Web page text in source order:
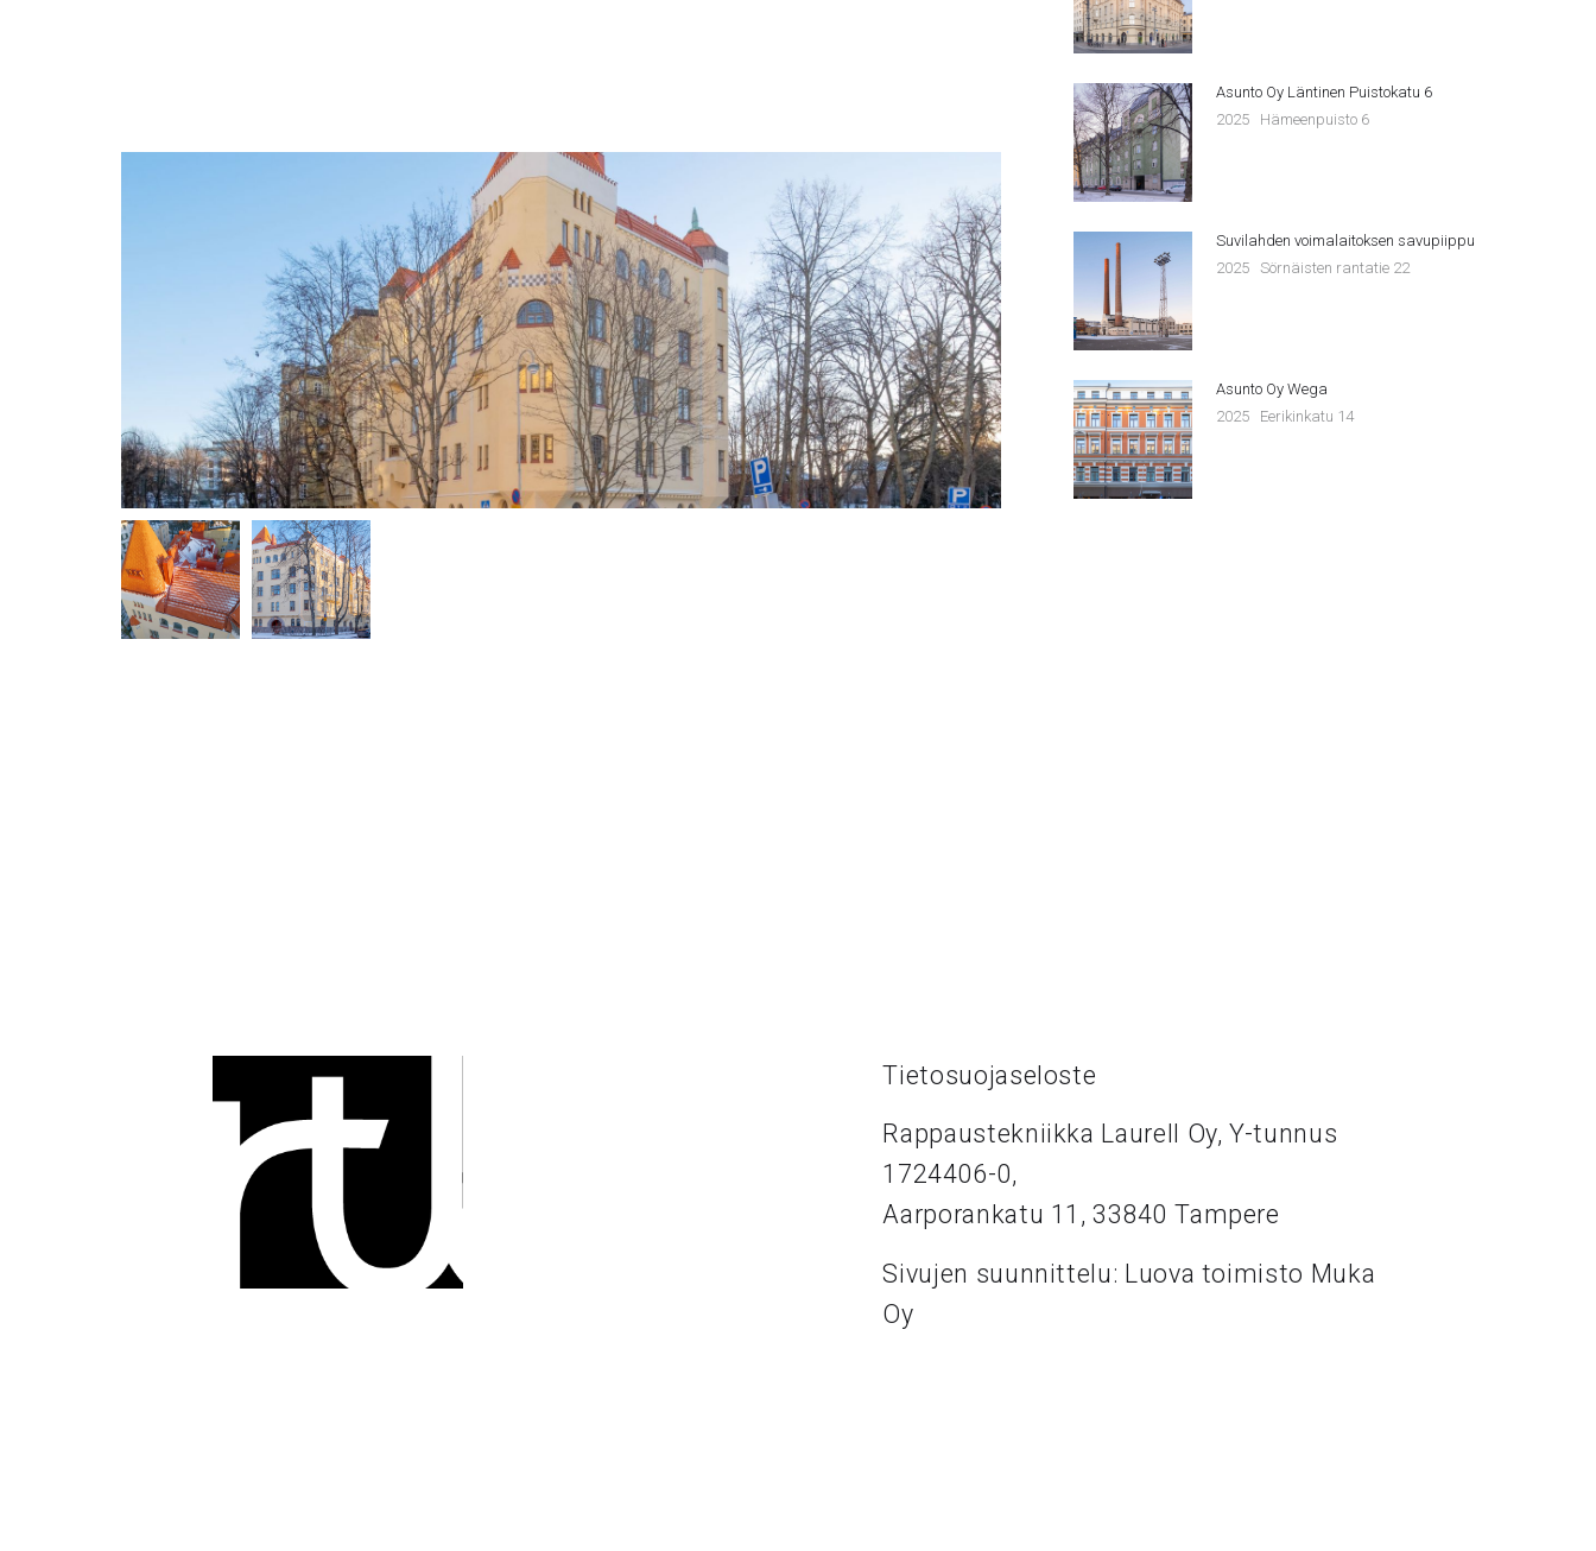
Asunto Oy Läntinen Puistokatu 6
2025
Hämeenpuisto 6
Suvilahden voimalaitoksen savupiippu
2025 Sörnäisten rantatie 22
Asunto Oy Wega
2025
Eerikinkatu 14
Tietosuojaseloste
Rappaustekniikka Laurell Oy, Y-tunnus
1724406-0,
Aarporankatu 11, 33840 Tampere
Sivujen suunnittelu: Luova toimisto Muka
Oy